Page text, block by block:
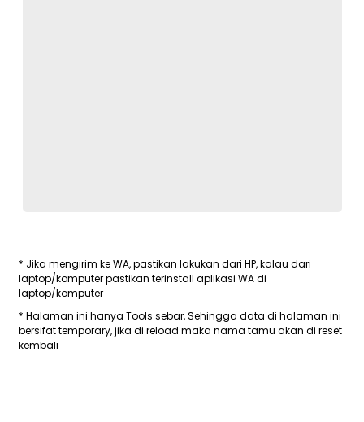
* Jika mengirim ke WA, pastikan lakukan dari HP, kalau dari
laptop/komputer pastikan terinstall aplikasi WA di
laptop/komputer
* Halaman ini hanya Tools sebar, Sehingga data di halaman ini
bersifat temporary, jika di reload maka nama tamu akan di reset
kembali